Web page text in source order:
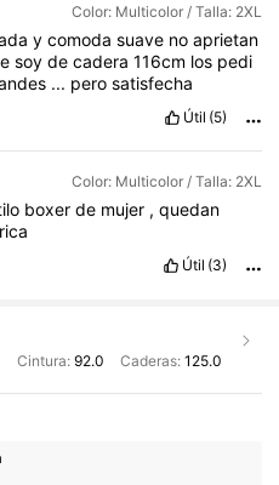
Color: Multicolor / Talla: 2XL
y comoda suave no aprietan
soydecadera116cm los pedi
... perosatisfecha
Útil (5)
Color: Multicolor / Talla: 2XL
boxer de mujer , quedan
rica
Útil (3)
Cintura: 92.0 Caderas: 125.0